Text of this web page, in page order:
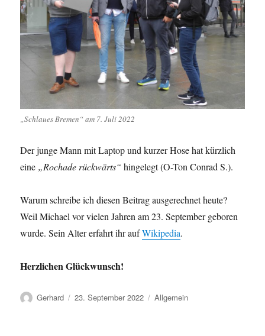
„Schlaues Bremen“ am 7. Juli 2022
Der junge Mann mit Laptop und kurzer Hose hat kürzlich
eine „Rochade rückwärts“ hingelegt (O-Ton Conrad S.).
Warum schreibe ich diesen Beitrag ausgerechnet heute?
Weil Michael vor vielen Jahren am 23. September geboren
wurde. Sein Alter erfahrt ihr aufWikipedia.
Herzlichen Glückwunsch!
Autor
Gerhard
Veröffentlicht
23. September 2022 Kategorien
Allgemein